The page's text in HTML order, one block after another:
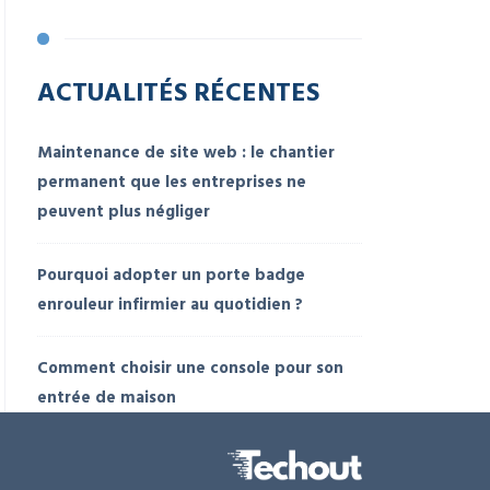
ACTUALITÉS RÉCENTES
Maintenance de site web : le chantier
permanent que les entreprises ne
peuvent plus négliger
Pourquoi adopter un porte badge
enrouleur infirmier au quotidien ?
Comment choisir une console pour son
entrée de maison